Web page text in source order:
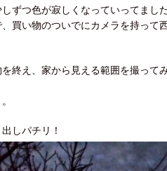
ずつ色が寂しくなっていってまし
買い物のついでにカメラを持って
終え、家から見える範囲を撮って
しパチリ！